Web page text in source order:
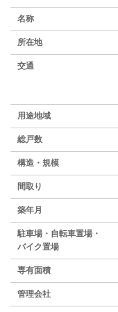
名称
所在地
交通
用途地域
総戸数
構造・規模
間取り
築年月
駐⾞場・⾃転⾞置場・
バイク置場
専有面積
管理会社